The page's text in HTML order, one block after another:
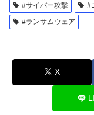
#サイバー攻撃
#
#ランサムウェア
X